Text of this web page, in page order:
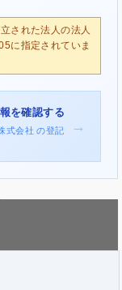
された法人の法人
に指定されていま
を確認する
会社 の登記
→